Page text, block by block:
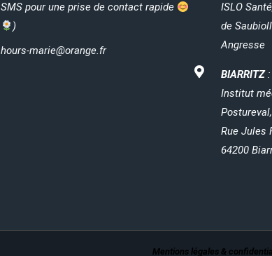
SMS pour une prise de contact rapide
)
hours-marie@orange.fr
ISLO
de
Angresse
BIARRITZ:
Institut
Rue Jules
64200
Mentions légales &